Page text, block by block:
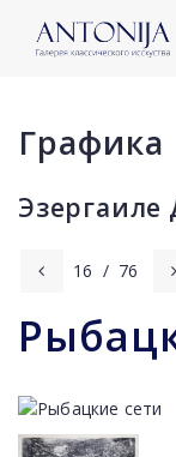
Графика
Эзергаиле
16 / 76